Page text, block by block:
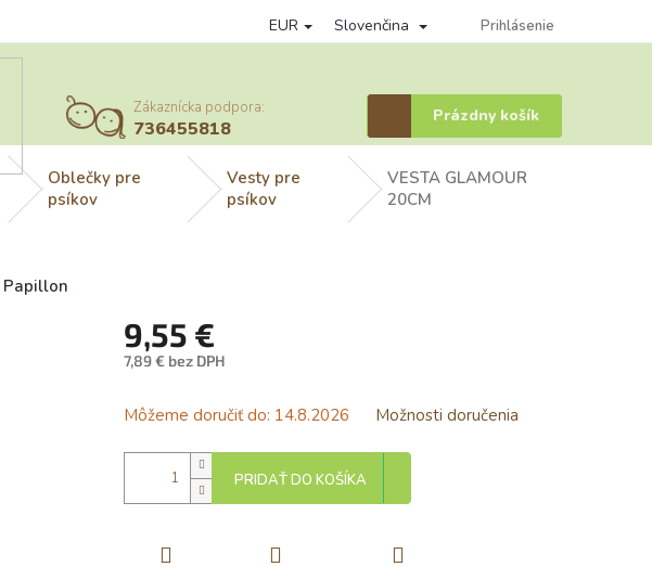
Podmienky ochrany osobných údajov Vernostný program
EUR Slovenčina Prihlásenie
Zákaznícka podpora:
736455818
Nákupný
košík
Prázdny košík
Oblečky pre
psíkov
Vesty pre
psíkov
VESTA GLAMOUR
20CM
Papillon
9,55 €
7,89 € bez DPH
cena:
Môžeme doručiť do: 14.8.2026 Možnosti doručenia
PRIDAŤ DO KOŠÍKA